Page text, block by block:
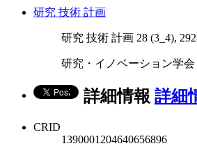
研究 技術 計画
研究 技術 計画 28 (3_4),
研究・イノベーション学会
詳細情報 詳細
CRID
1390001204640656896